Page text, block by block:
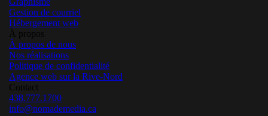
Gestion de courriel
Hébergement web
À propos
À propos de nous
Nos réalisations
Politique de confidentialité
Agence web sur la Rive-Nord
Contact
438.777.1700
info@nomademedia.ca